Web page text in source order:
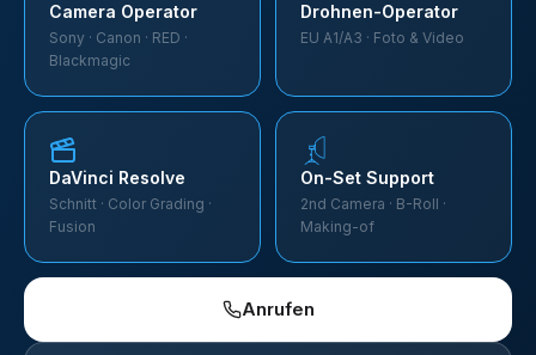
Camera Operator
Sony · Canon · RED ·
Blackmagic
Drohnen-Operator
EU A1/A3 · Foto & Video
DaVinci Resolve
Schnitt · Color Grading ·
Fusion
On-Set Support
2nd Camera · B-Roll ·
Making-of
Anrufen